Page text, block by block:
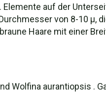
auf der
von 8-10 µ,
Haare mit einer
Wolfina aurantiopsis .